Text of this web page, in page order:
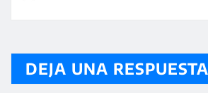
DEJA UNA RESPUESTA